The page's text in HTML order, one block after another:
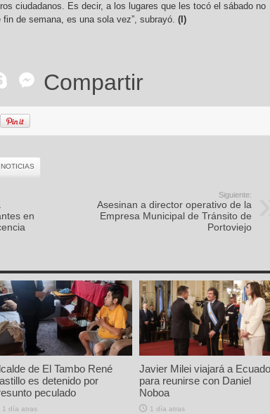
ciudadanos. Es decir, a los lugares que les tocó el sábado no
de semana, es una sola vez”, subrayó. (I)
SkypeMessenger
Compartir
NOTICIAS
en
Siguiente:
Asesinan a director operativo de la
Empresa Municipal de Tránsito de
Portoviejo
de El Tambo René
es detenido por
peculado
1 día atras
Javier Milei viajará a
para reunirse con Daniel
Noboa
1 día atras